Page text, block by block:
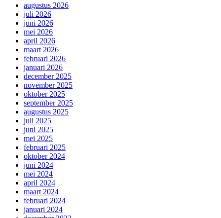
augustus 2026
juli 2026
juni 2026
mei 2026
april 2026
maart 2026
februari 2026
januari 2026
december 2025
november 2025
oktober 2025
september 2025
augustus 2025
juli 2025
juni 2025
mei 2025
februari 2025
oktober 2024
juni 2024
mei 2024
april 2024
maart 2024
februari 2024
januari 2024